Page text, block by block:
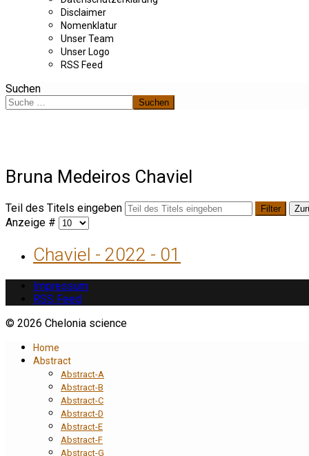
Disclaimer
Nomenklatur
Unser Team
Unser Logo
RSS Feed
Suchen
Suchen
Bruna Medeiros Chaviel
Teil des Titels eingeben Filter
Anzeige #
Chaviel - 2022 - 01
Impressum
RSS Feed
© 2026 Chelonia science
Home
Abstract
Abstract-A
Abstract-B
Abstract-C
Abstract-D
Abstract-E
Abstract-F
Abstract-G